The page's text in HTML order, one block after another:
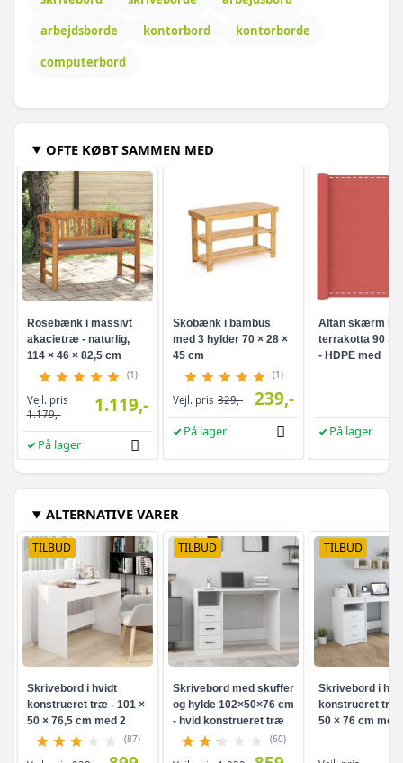
arbejdsborde
kontorbord
kontorborde
computerbord
OFTE KØBT SAMMEN MED
Rosebænk i massivt
akacietræ - naturlig,
114 × 46 × 82,5 cm
(1)
Vejl. pris
1.179,-
1.119,-
På lager
Skobænk i bambus
med 3 hylder 70 × 28 ×
45 cm
(1)
Vejl. pris 329,- 239,-
På lager
Altan skærm i
terrakotta 90 ×
- HDPE med
På lager
ALTERNATIVE VARER
TILBUD
Skrivebord i hvidt
konstrueret træ - 101 ×
50 × 76,5 cm med 2
skuffer
(87)
TILBUD
Skrivebord med skuffer
og hylde 102×50×76 cm
- hvid konstrueret træ
(60)
TILBUD
Skrivebord i
konstrueret træ
50 × 76 cm med